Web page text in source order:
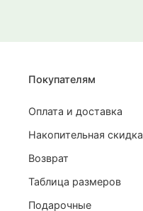
Покупателям
Оплата и доставка
Накопительная скидка
Возврат
Таблица размеров
Подарочные